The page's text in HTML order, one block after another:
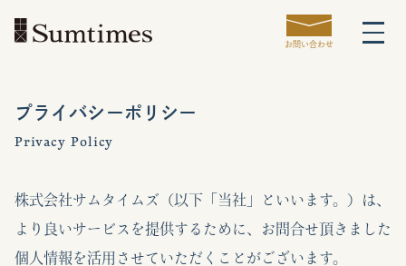
お問い合わせ
プライバシーポリシー
Privacy Policy
株式会社サムタイムズ（以下「当社」といいます。）は、
より良いサービスを提供するために、お問合せ頂きました
個人情報を活用させていただくことがございます。